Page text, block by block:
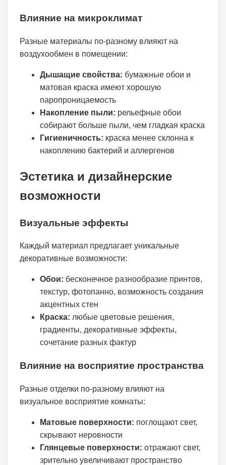
Влияние на микроклимат
Разные материалы по-разному влияют на
воздухообмен в помещении:
Дышащие свойства: бумажные обои и
матовая краска имеют хорошую
паропроницаемость
Накопление пыли: рельефные обои
собирают больше пыли, чем гладкая краска
Гигиеничность: краска менее склонна к
накоплению бактерий и аллергенов
Эстетика и дизайнерские
возможности
Визуальные эффекты
Каждый материал предлагает уникальные
декоративные возможности:
Обои: бесконечное разнообразие принтов,
текстур, фотопанно, возможность создания
акцентных стен
Краска: любые цветовые решения,
градиенты, декоративные эффекты,
сочетание разных фактур
Влияние на восприятие пространства
Разные отделки по-разному влияют на
визуальное восприятие комнаты:
Матовые поверхности: поглощают свет,
скрывают неровности
Глянцевые поверхности: отражают свет,
зрительно увеличивают пространство